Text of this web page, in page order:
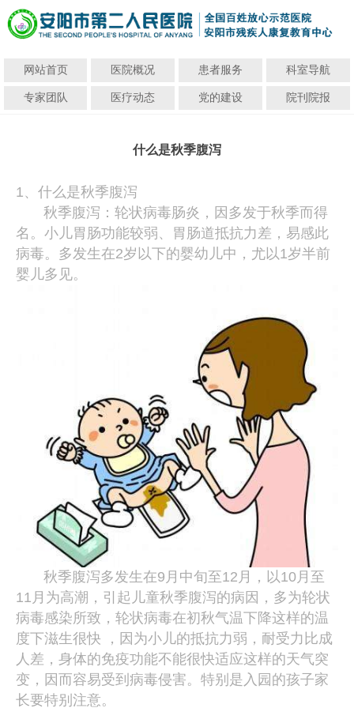
网站首页 医院概况 患者服务 科室导航
专家团队 医疗动态 党的建设 院刊院报
什么是秋季腹泻
1、什么是秋季腹泻
秋季腹泻：轮状病毒肠炎，因多发于秋季而得
名。小儿胃肠功能较弱、胃肠道抵抗力差，易感此
病毒。多发生在2岁以下的婴幼儿中，尤以1岁半前
婴儿多见。
秋季腹泻多发生在9月中旬至12月，以10月至
11月为高潮，引起儿童秋季腹泻的病因，多为轮状
病毒感染所致，轮状病毒在初秋气温下降这样的温
度下滋生很快 ，因为小儿的抵抗力弱，耐受力比成
人差，身体的免疫功能不能很快适应这样的天气突
变，因而容易受到病毒侵害。特别是入园的孩子家
长要特别注意。